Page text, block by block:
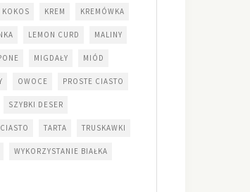
KOKOS KREM KREMÓWKA
LEMON CURD MALINY
MIGDAŁY MIÓD
OWOCE PROSTE CIASTO
SZYBKI DESER
TARTA TRUSKAWKI
WYKORZYSTANIE BIAŁKA